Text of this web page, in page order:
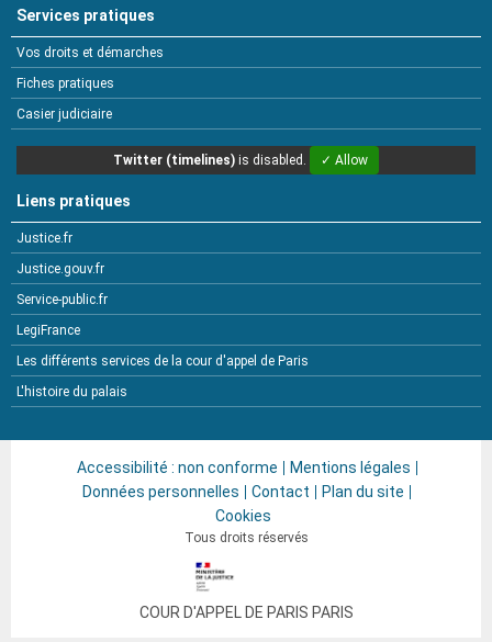
Services pratiques
Vos droits et démarches
Fiches pratiques
Casier judiciaire
Twitter (timelines) is disabled. ✓ Allow
Liens pratiques
Justice.fr
Justice.gouv.fr
Service-public.fr
LegiFrance
Les différents services de la cour d'appel de Paris
L'histoire du palais
COUR D'APPEL DE PARIS PARIS
Accessibilité : non conforme
Mentions légales
Données personnelles
Contact
Plan du site
Cookies
Tous droits réservés